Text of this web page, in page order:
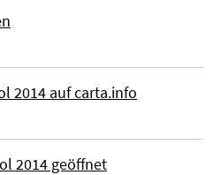
2014 auf carta.info
2014 geöffnet